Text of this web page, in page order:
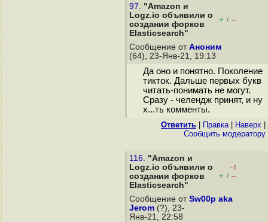
97. "Amazon и
Logz.io объявили о
создании форков
Elasticsearch"
+ / –
Сообщение от Аноним
(64), 23-Янв-21, 19:13
Да оно и понятно. Поколение
тикток. Дальше первых букв
читать-понимать не могут.
Сразу - челендж принят, и ну
х...ть комменты.
Ответить Правка| Наверх
Cообщить модератору
116. "Amazon и
Logz.io объявили о
создании форков
Elasticsearch"
–1
+ / –
Сообщение от Sw00p aka
Jerom (?), 23-
Янв-21, 22:58